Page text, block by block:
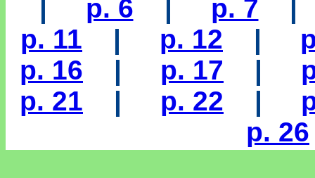
| p. 6 | p. 7
p. 11 | p. 12 |
p. 16 | p. 17 |
p. 21 | p. 22 |
p. 26